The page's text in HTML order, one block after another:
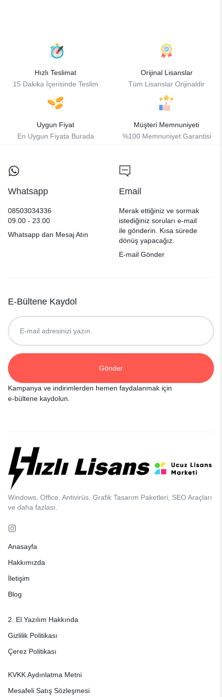
Hızlı Teslimat
15 Dakika İçerisinde Teslim
Orijinal Lisanslar
Tüm Lisanslar Orijinaldir
Uygun Fiyat
En Uygun Fiyata Burada
Müşteri Memnuniyeti
%100 Memnuniyet Garantisi
Whatsapp
08503034336
09.00 - 23.00
Whatsapp dan Mesaj Atın
Email
Merak ettiğiniz ve sormak
istediğiniz soruları e-mail
ile gönderin. Kısa sürede
dönüş yapacağız.
E-mail Gönder
E-Bültene Kaydol
Kampanya ve indirimlerden hemen faydalanmak için
e-bültene kaydolun.
Windows, Office, Antivirüs, Grafik Tasarım Paketleri, SEO Araçları
ve daha fazlası.
Anasayfa
Hakkımızda
İletişim
Blog
2. El Yazılım Hakkında
Gizlilik Politikası
Çerez Politikası
KVKK Aydınlatma Metni
Mesafeli Satış Sözleşmesi